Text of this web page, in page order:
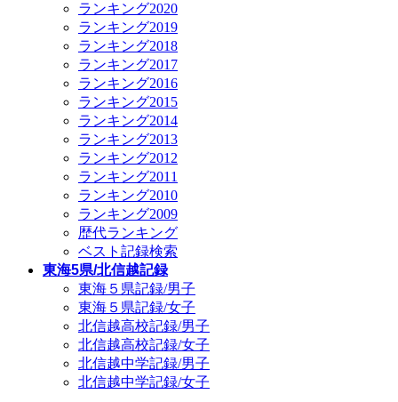
ランキング2020
ランキング2019
ランキング2018
ランキング2017
ランキング2016
ランキング2015
ランキング2014
ランキング2013
ランキング2012
ランキング2011
ランキング2010
ランキング2009
歴代ランキング
ベスト記録検索
東海5県/北信越記録
東海５県記録/男子
東海５県記録/女子
北信越高校記録/男子
北信越高校記録/女子
北信越中学記録/男子
北信越中学記録/女子